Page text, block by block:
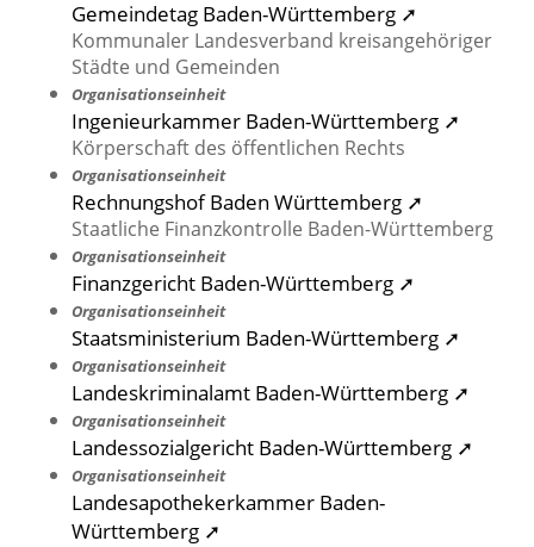
Gemeindetag Baden-Württemberg ➚
Kommunaler Landesverband kreisangehöriger
Städte und Gemeinden
Organisationseinheit
Ingenieurkammer Baden-Württemberg ➚
Körperschaft des öffentlichen Rechts
Organisationseinheit
Rechnungshof Baden Württemberg ➚
Staatliche Finanzkontrolle Baden-Württemberg
Organisationseinheit
Finanzgericht Baden-Württemberg ➚
Organisationseinheit
Staatsministerium Baden-Württemberg ➚
Organisationseinheit
Landeskriminalamt Baden-Württemberg ➚
Organisationseinheit
Landessozialgericht Baden-Württemberg ➚
Organisationseinheit
Landesapothekerkammer Baden-
Württemberg ➚